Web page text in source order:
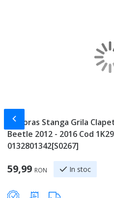
Motoras Stanga Grila
Beetle 2012 - 2016 Cod
0132801342[S0267]
59,99 RON In stoc
Slide-ul anterior